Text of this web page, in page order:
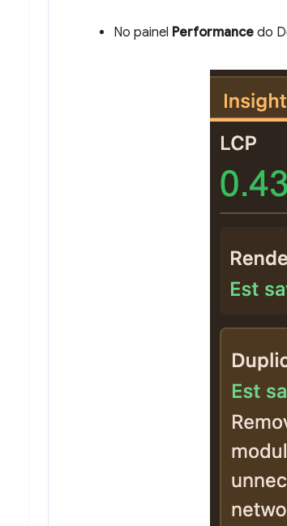
No painel Performance do